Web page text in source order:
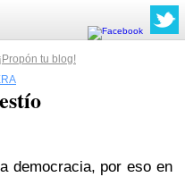
tu blog!
democracia, por eso en